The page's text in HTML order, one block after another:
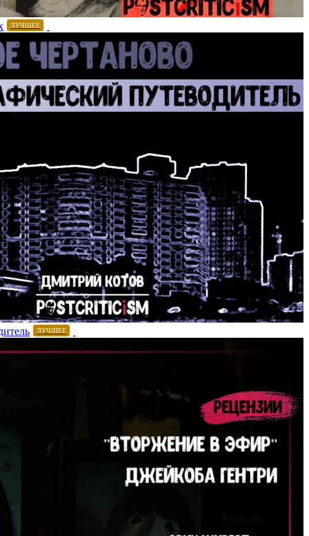
ЛУЧШЕЕ
ЛУЧШЕЕ